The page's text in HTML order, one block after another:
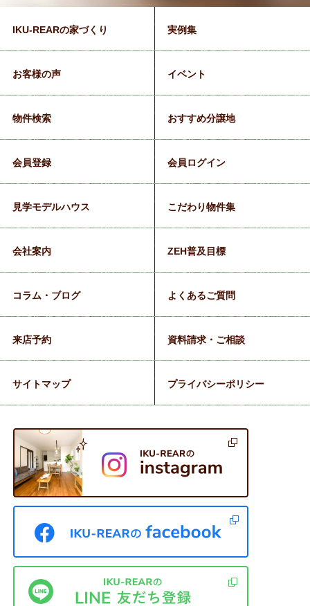
IKU-REARの家づくり 実例集
お客様の声 イベント
物件検索 おすすめ分譲地
会員登録 会員ログイン
見学モデルハウス こだわり物件集
会社案内 ZEH普及目標
コラム・ブログ よくあるご質問
来店予約 資料請求・ご相談
サイトマップ プライバシーポリシー